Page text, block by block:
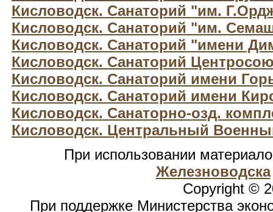
Кисловодск. Санаторий "им.
Кисловодск. Санаторий "им.
Кисловодск. Санаторий "имени
Кисловодск. Санаторий
Кисловодск. Санаторий имени
Кисловодск. Санаторий имени
Кисловодск. Санаторно-озд.
Кисловодск. Центральный
При использовании
Железноводска
Copyright ©
При поддержке Министерства